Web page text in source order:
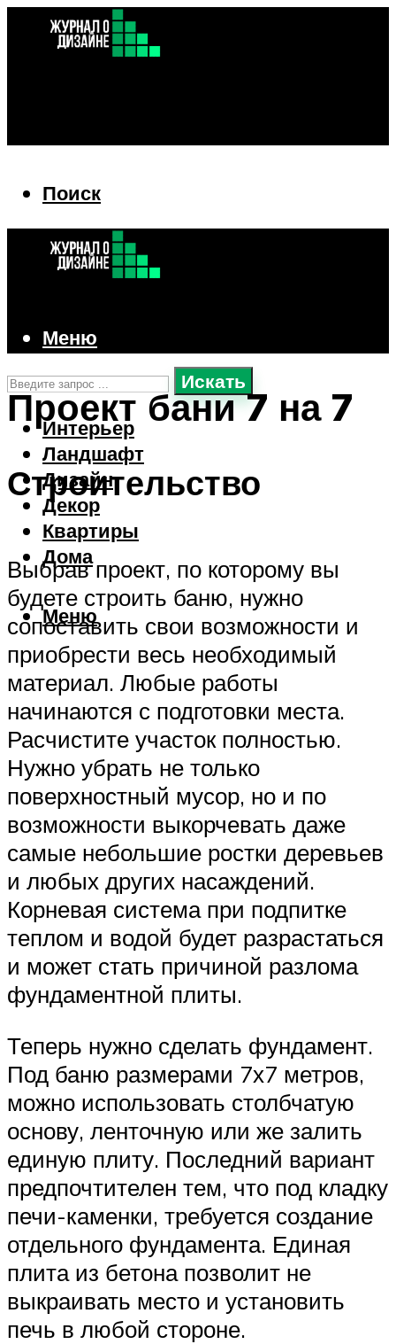
Поиск
Искать
Интерьер
Ландшафт
Дизайн
Декор
Квартиры
Дома
Меню
Меню
Проект бани 7 на 7
Строительство
Выбрав проект, по которому вы
будете строить баню, нужно
сопоставить свои возможности и
приобрести весь необходимый
материал. Любые работы
начинаются с подготовки места.
Расчистите участок полностью.
Нужно убрать не только
поверхностный мусор, но и по
возможности выкорчевать даже
самые небольшие ростки деревьев
и любых других насаждений.
Корневая система при подпитке
теплом и водой будет разрастаться
и может стать причиной разлома
фундаментной плиты.
Теперь нужно сделать фундамент.
Под баню размерами 7х7 метров,
можно использовать столбчатую
основу, ленточную или же залить
единую плиту. Последний вариант
предпочтителен тем, что под кладку
печи-каменки, требуется создание
отдельного фундамента. Единая
плита из бетона позволит не
выкраивать место и установить
печь в любой стороне.